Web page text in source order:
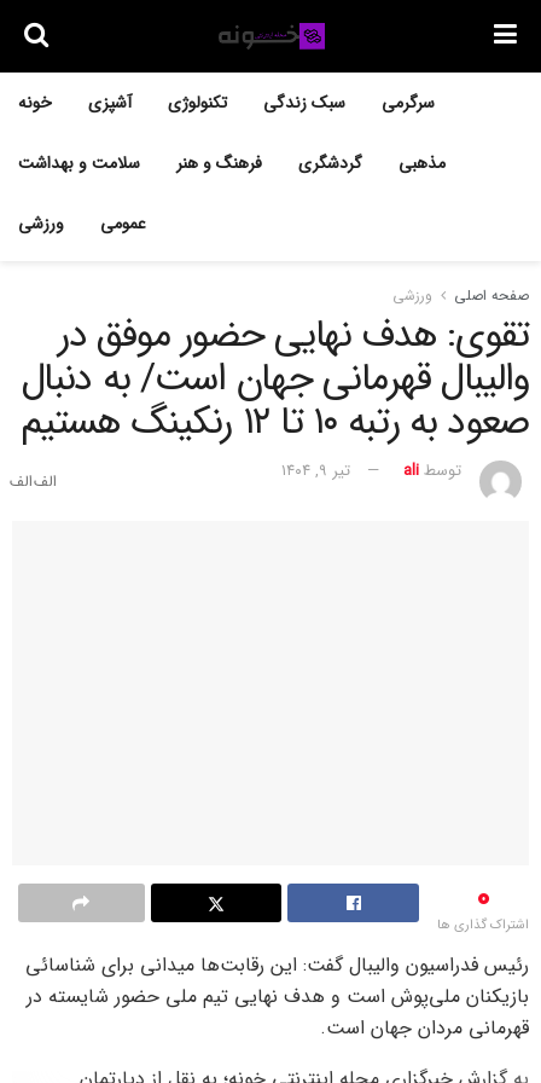
خونه آشپزی تکنولوژی سبک زندگی سرگرمی
سلامت و بهداشت فرهنگ و هنر گردشگری مذهبی
ورزشی عمومی
صفحه اصلی ورزشی
تقوی: هدف نهایی حضور موفق در
والیبال قهرمانی جهان است/ به دنبال
صعود به رتبه ١٠ تا ١٢ رنکینگ هستیم
توسطali تیر ۹, ۱۴۰۴
0
اشتراک گذاری ها
رئیس فدراسیون والیبال گفت: این رقابت‌ها میدانی برای شناسائی
بازیکنان ملی‌پوش است و هدف نهایی تیم ملی حضور شایسته در
قهرمانی مردان جهان است.